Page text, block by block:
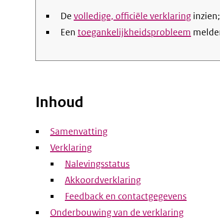
De volledige, officiële verklaring inzien;
Een toegankelijkheidsprobleem
Inhoud
Samenvatting
Verklaring
Nalevingsstatus
Akkoordverklaring
Feedback en contactgegevens
Onderbouwing van de verklaring